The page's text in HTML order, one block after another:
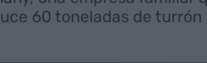
60 toneladas de turrón